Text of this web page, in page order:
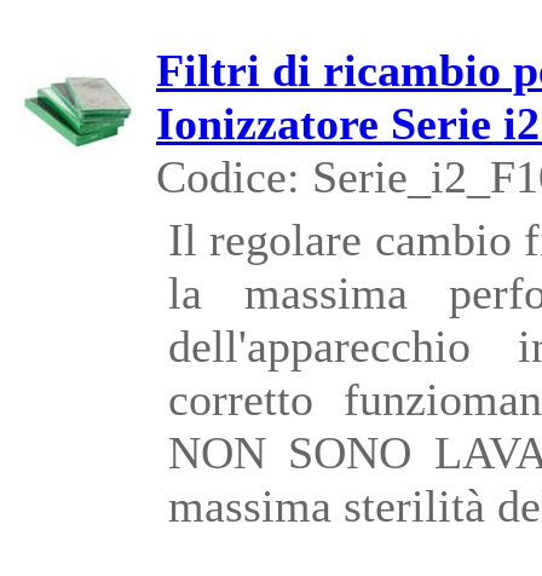
Filtri di ricambio
Ionizzatore Serie
Codice:
Il regolare cambio
la massima
dell'apparecchio
corretto
NON SONO
massima sterilità